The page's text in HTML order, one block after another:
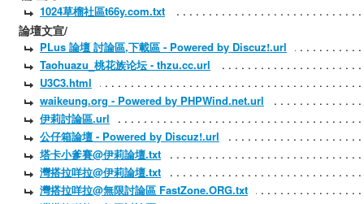
1024草榴社區t66y.com.txt
論壇文宣/
PLus 論壇 討論區,下載區 - Powered by Discuz!.url
Taohuazu_桃花族论坛 - thzu.cc.url
U3C3.html
waikeung.org - Powered by PHPWind.net.url
伊莉討論區.url
公仔箱論壇 - Powered by Discuz!.url
塔卡小爹賽@伊莉論壇.txt
灣搭拉咩拉@伊莉論壇.txt
灣搭拉咩拉@無限討論區 FastZone.ORG.txt